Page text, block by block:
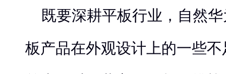
既要深耕平板行业，自然
板产品在外观设计上的一些